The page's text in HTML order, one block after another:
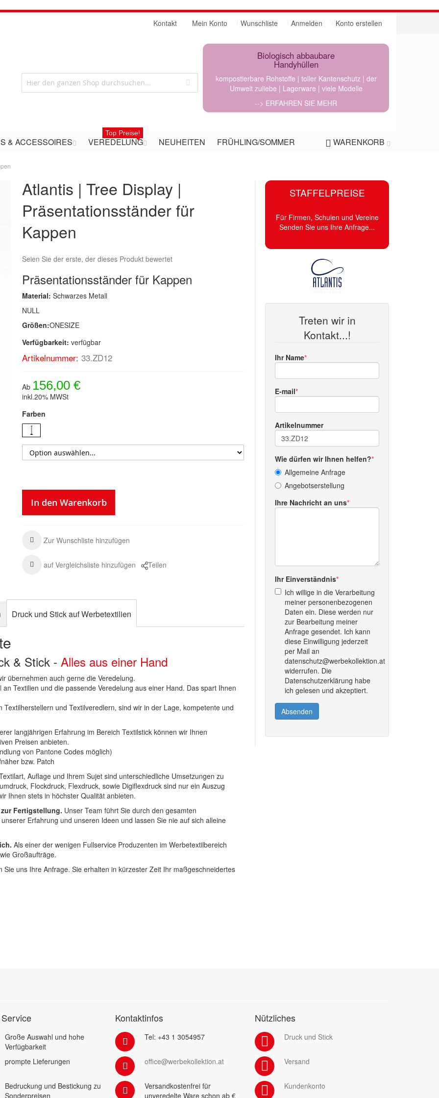
Mein Konto Wunschliste Anmelden Konto erstellen
Kontakt
Biologisch abbaubare
Handyhüllen
kompostierbare Rohstoffe | toller Kantenschutz | der
Umwelt zuliebe | Lagerware | viele Modelle
--> ERFAHREN SIE MEHR
WARENKORB
& ACCESSOIRES VEREDELUNG
Top Preise!
NEUHEITEN FRÜHLING/SOMMER
Atlantis | Tree Display |
Präsentationsständer für
Kappen
Seien Sie der erste, der dieses Produkt bewertet
Präsentationsständer für Kappen
Material:Schwarzes Metall
NULL
Größen:ONESIZE
Verfügbarkeit: verfügbar
Artikelnummer: 33.ZD12
Ab 156,00 €
inkl.20% MWSt
Farben
In den Warenkorb
Zur Wunschliste hinzufügen
auf Vergleichsliste hinzufügen Teilen
STAFFELPREISE
Für Firmen, Schulen und Vereine
Senden Sie uns Ihre Anfrage...
Treten wir in
Kontakt...!
Ihr Name
E-mail
Artikelnummer
Wie dürfen wir Ihnen helfen?
Allgemeine Anfrage
Angebotserstellung
Ihre Nachricht an uns
Ihr Einverständnis
Ich willige in die Verarbeitung
meiner personenbezogenen
Daten ein. Diese werden nur
zur Bearbeitung meiner
Anfrage gesendet. Ich kann
diese Einwilligung jederzeit
per Mail an
datenschutz@werbekollektion.at
widerrufen. Die
Datenschutzerklärung habe
ich gelesen und akzeptiert.
Absenden
Druck und Stick auf Werbetextilien
& Stick -Alles aus einer Hand
übernehmen auch gerne die Veredelung.
Textilien und die passende Veredelung aus einer Hand. Das spart Ihnen
und Textilveredlern, sind wir in der Lage, kompetente und
langjährigen Erfahrung im Bereich Textilstick können wir Ihnen
Preisen anbieten.
von Pantone Codes möglich)
bzw. Patch
Auflage und Ihrem Sujet sind unterschiedliche Umsetzungen zu
Flockdruck, Flexdruck, sowie Digiflexdruck sind nur ein Auszug
Ihnen stets in höchster Qualität anbieten.
Fertigstellung. Unser Team führt Sie durch den gesamten
Erfahrung und unseren Ideen und lassen Sie nie auf sich alleine
Als einer der wenigen Fullservice Produzenten im Werbetextilbereich
Großaufträge.
uns Ihre Anfrage. Sie erhalten in kürzester Zeit Ihr maßgeschneidertes
Große Auswahl und hohe
Verfügbarkeit
prompte Lieferungen
Bedruckung und Bestickung zu
Sonderpreisen
Kontaktinfos
Tel: +43 1 3054957
office@werbekollektion.at
Versandkostenfrei für
unveredelte Ware schon ab €
Nützliches
Druck und Stick
Versand
Kundenkonto